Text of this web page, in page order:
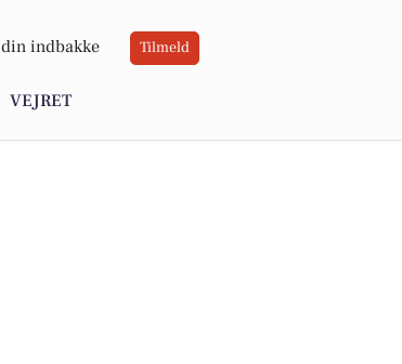
indbakke Tilmeld
VEJRET